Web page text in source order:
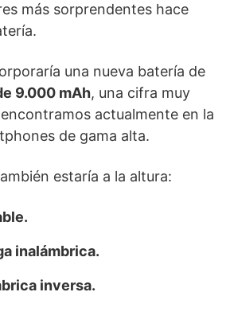
más sorprendentes hace
una nueva batería de
9.000 mAh, una cifra muy
actualmente en la
de gama alta.
estaría a la altura:
inalámbrica.
inversa.